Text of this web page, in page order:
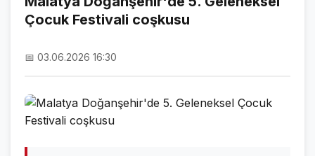
NAMAZ VAKİTLERİ
KRİPTO PARALAR
NÖBETÇİ ECZANELER
Çocuk Festivali coşkusu
📅 03.06.2026 16:30